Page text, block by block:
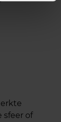
sfeer of